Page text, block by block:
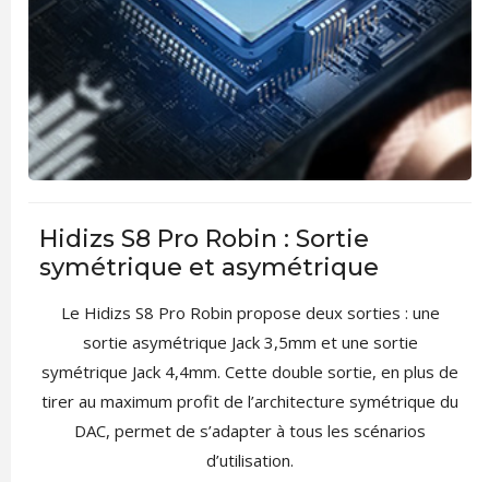
Hidizs S8 Pro Robin : Sortie
symétrique et asymétrique
Le Hidizs S8 Pro Robin propose deux sorties : une
sortie asymétrique Jack 3,5mm et une sortie
symétrique Jack 4,4mm. Cette double sortie, en plus de
tirer au maximum profit de l’architecture symétrique du
DAC, permet de s’adapter à tous les scénarios
d’utilisation.